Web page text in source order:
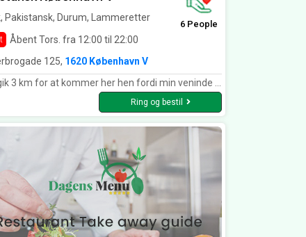
Pakistansk, Durum, Lammeretter
Åbent Tors. fra 12:00 til 22:00
6 People
125, 1620 København V
her hen fordi min veninde huskede at hun kunne lide deres butter chicken. Nå men vi kommer her hen og får lov til at smage en smags prøve for at være sikker på at det er den rigtigt. Og ja det var det. Den smager fantastisk 🥰🥰🥰
Ring og bestil